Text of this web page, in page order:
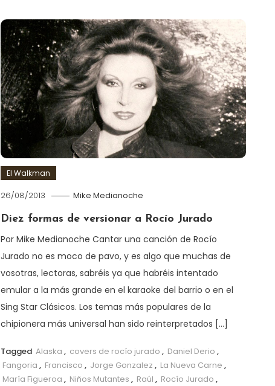
El Walkman
26/08/2013 Mike Medianoche
Diez formas de versionar a Rocío Jurado
Por Mike Medianoche Cantar una canción de Rocío
Jurado no es moco de pavo, y es algo que muchas de
vosotras, lectoras, sabréis ya que habréis intentado
emular a la más grande en el karaoke del barrio o en el
Sing Star Clásicos. Los temas más populares de la
chipionera más universal han sido reinterpretados […]
Tagged Alaska , covers de rocío jurado , Daniel Derio ,
Fangoria , Francisco , Jorge Gonzalez , La Nueva Carne ,
María Figueroa , Niños Mutantes , Raúl , Rocío Jurado ,